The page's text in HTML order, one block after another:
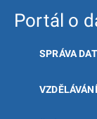
Portál o
SPRÁVA DAT
VZDĚLÁVÁNÍ